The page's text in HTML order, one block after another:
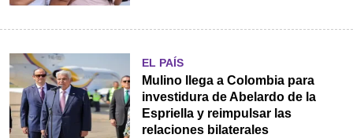
EL PAÍS
Mulino llega a Colombia para
investidura de Abelardo de la
Espriella y reimpulsar las
relaciones bilaterales